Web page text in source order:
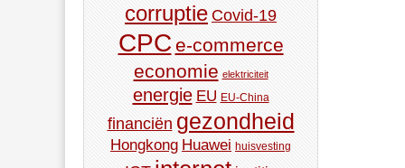
corruptie Covid-19
CPC e-commerce
economie elektriciteit
energie EU EU-China
financiën gezondheid
Hongkong Huawei huisvesting